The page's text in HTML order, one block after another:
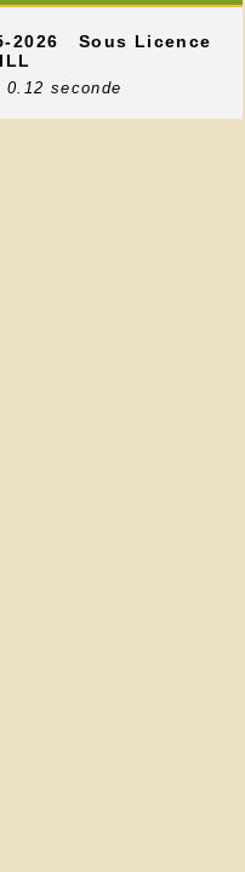
2026
Sous Licence
0.12 seconde